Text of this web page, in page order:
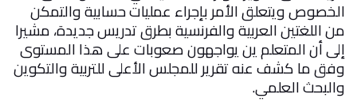
الخصوص ويتعلق الأمر بإجراء عمليات حسابية والتمكن
من اللغتين العربية والفرنسية بطرق تدريس جديدة، مشيرا
إلى أن المتعلم ين يواجهون صعوبات على هذا المستوى
وفق ما كشف عنه تقرير للمجلس الأعلى للتربية والتكوين
والبحث العلمي.